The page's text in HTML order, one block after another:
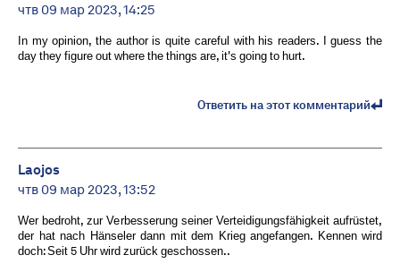
чтв 09 мар 2023, 14:25
In my opinion, the author is quite careful with his readers. I guess the
day they figure out where the things are, it's going to hurt.
Ответить на этот комментарий
Laojos
чтв 09 мар 2023, 13:52
Wer bedroht, zur Verbesserung seiner Verteidigungsfähigkeit aufrüstet,
der hat nach Hänseler dann mit dem Krieg angefangen. Kennen wird
doch: Seit 5 Uhr wird zurück geschossen..